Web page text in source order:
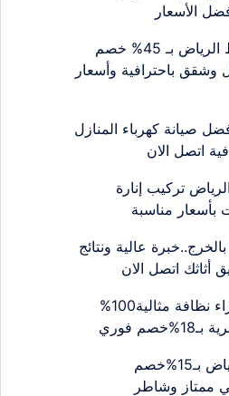
الأسعار
شركة تنظيف وسط الرياض بـ 45% خصم
وشقق باحترافية وأسعار
صيانة كهرباء المنازل
تركيب إنارة
بأسعار مناسبة
عالية ونتائج
شركة تنظيف بشقراء نظافة مثالية100%
فوري
كهربائي منازل بالرياض بـ15%خصم
ممتاز وشاطر